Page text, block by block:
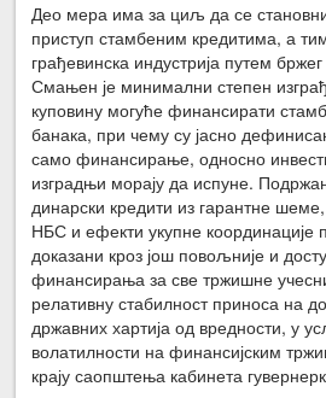
Део мера има за циљ да се
приступ стамбеним кредитима, а
грађевинска индустрија путем
Смањен је минимални степен
куповину могуће финансирати
банака, при чему су јасно
само финансирање, односно
изградњи морају да испуне.
динарски кредити из гарантне
НБС и ефекти укупне координације
доказани кроз још повољније и
финансирања за све тржишне
релативну стабилност приноса на
државних хартија од вредности, у
волатилности на финансијским
крају саопштења кабинета